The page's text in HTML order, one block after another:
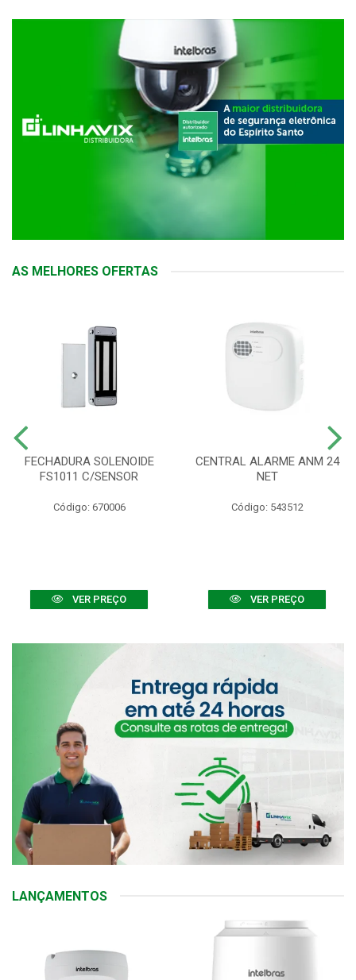
AS MELHORES OFERTAS
FECHADURA SOLENOIDE
FS1011 C/SENSOR
Código: 670006
VER PREÇO
CENTRAL ALARME ANM 24
NET
Código: 543512
VER PREÇO
LANÇAMENTOS